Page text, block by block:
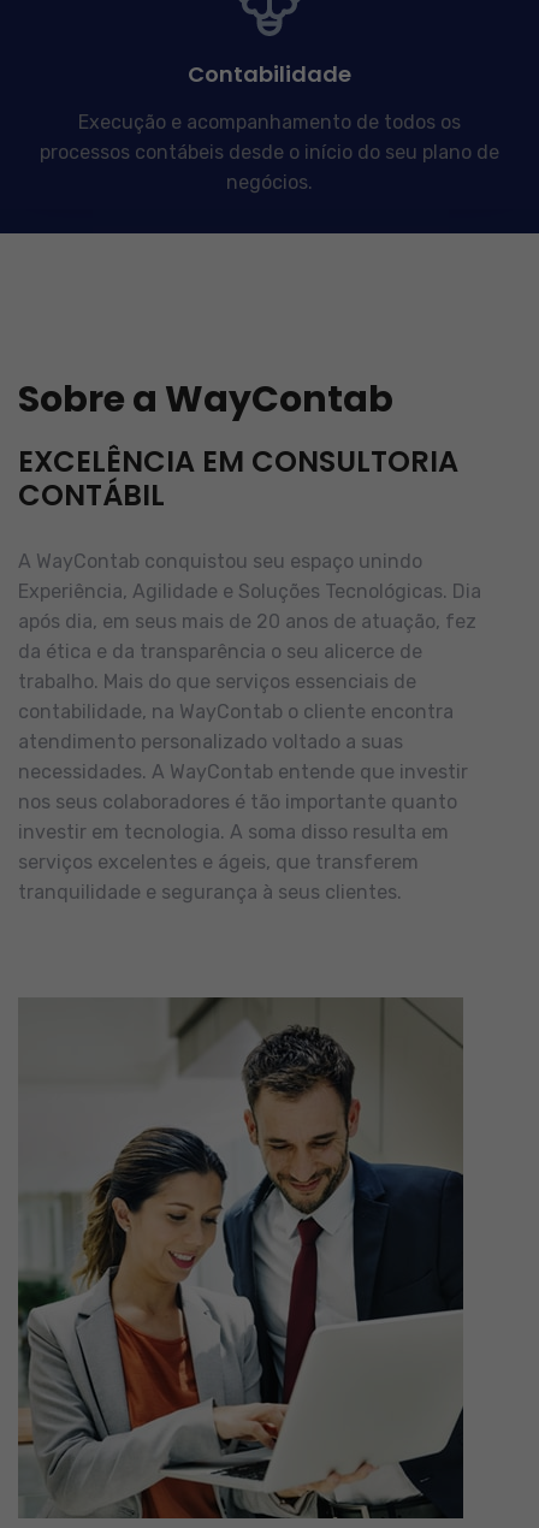
Contabilidade
Execução e acompanhamento de todos os
processos contábeis desde o início do seu plano de
negócios.
Sobre a WayContab
EXCELÊNCIA EM CONSULTORIA
CONTÁBIL
A WayContab conquistou seu espaço unindo
Experiência, Agilidade e Soluções Tecnológicas. Dia
após dia, em seus mais de 20 anos de atuação, fez
da ética e da transparência o seu alicerce de
trabalho. Mais do que serviços essenciais de
contabilidade, na WayContab o cliente encontra
atendimento personalizado voltado a suas
necessidades. A WayContab entende que investir
nos seus colaboradores é tão importante quanto
investir em tecnologia. A soma disso resulta em
serviços excelentes e ágeis, que transferem
tranquilidade e segurança à seus clientes.